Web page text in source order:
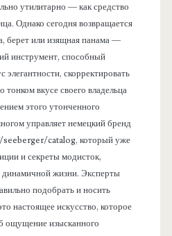
утилитарно — как средство
Однако сегодня возвращается
берет или изящная панама —
инструмент, способный
элегантности, скорректировать
тонком вкусе своего владельца
этого утонченного
управляет немецкий бренд
catalog, который уже
и секреты модисток,
динамичной жизни. Эксперты
подобрать и носить
настоящее искусство, которое
ощущение изысканного